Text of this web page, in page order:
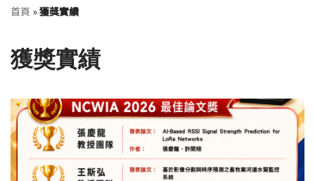
首頁 »獲獎實績
獲獎實績